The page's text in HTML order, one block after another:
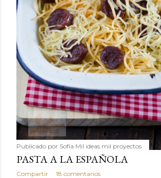
Publicado por Sofía Mil ideas mil proyectos
PASTA A LA ESPAÑOLA
Compartir 18 comentarios